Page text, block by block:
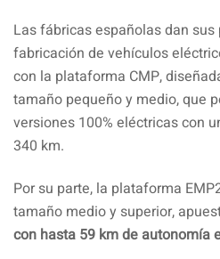
Las fábricas españolas dan
fabricación de vehículos
con la plataforma CMP,
tamaño pequeño y medio, que
versiones 100% eléctricas con
340 km.
Por su parte, la plataforma
tamaño medio y superior,
con hasta 59 km de autonomía